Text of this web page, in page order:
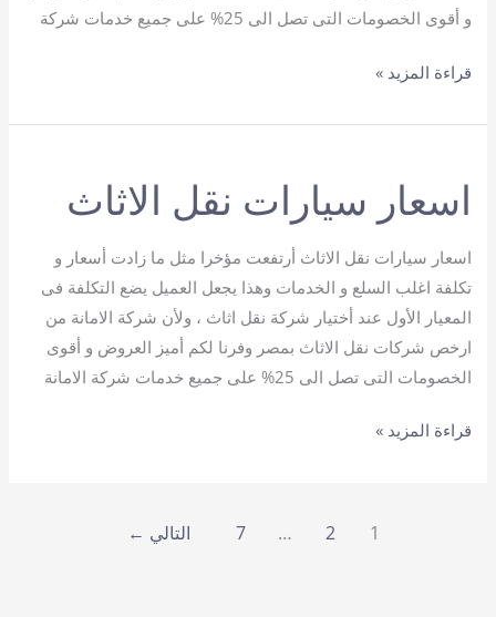
و أقوى الخصومات التى تصل الى 25% على جميع خدمات شركة
اسعار
نقل
بمصر
قراءة المزيد »
اسعار سيارات نقل الاثاث
اسعار سيارات نقل الاثاث أرتفعت مؤخرا مثل ما زادت أسعار و
تكلفة اغلب السلع و الخدمات وهذا يجعل العميل يضع التكلفة فى
المعيار الأول عند أختيار شركة نقل اثاث ، ولأن شركة الامانة من
ارخص شركات نقل الاثاث بمصر وفرنا لكم أميز العروض و أقوى
الخصومات التى تصل الى 25% على جميع خدمات شركة الامانة
اسعار
قراءة المزيد »
1
2
…
7 التالي ←